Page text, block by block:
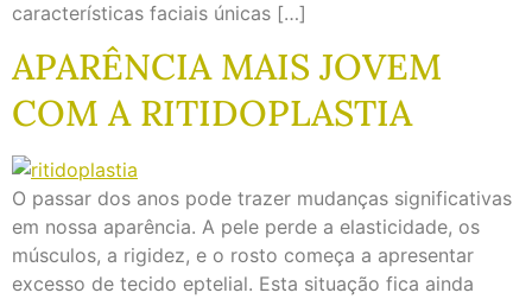
características faciais únicas […]
APARÊNCIA MAIS JOVEM
COM A RITIDOPLASTIA
O passar dos anos pode trazer mudanças significativas
em nossa aparência. A pele perde a elasticidade, os
músculos, a rigidez, e o rosto começa a apresentar
excesso de tecido eptelial. Esta situação fica ainda